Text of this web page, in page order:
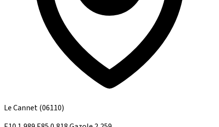
Le Cannet(06110)